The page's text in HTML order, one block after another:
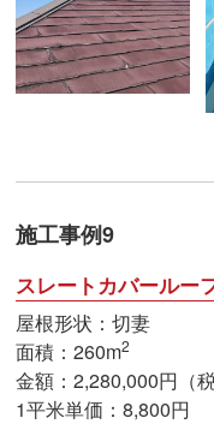
施工事例9
スレートカバールー
屋根形状：切妻
面積：260m2
金額：2,280,000円（税
1平米単価：8,800円